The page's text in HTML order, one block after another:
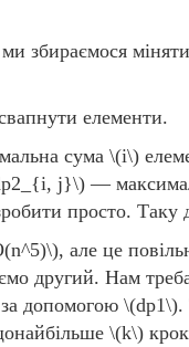
збираємося
елементи.
сума \(i\)
j}\) —
просто. Таку
, але це
другий. Нам
допомогою \(dp1\).
\(k\)